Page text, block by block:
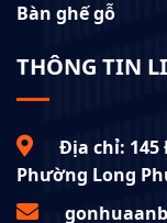
Bàn ghế gỗ
THÔNG TIN
Địa chỉ: 145
Phường Long